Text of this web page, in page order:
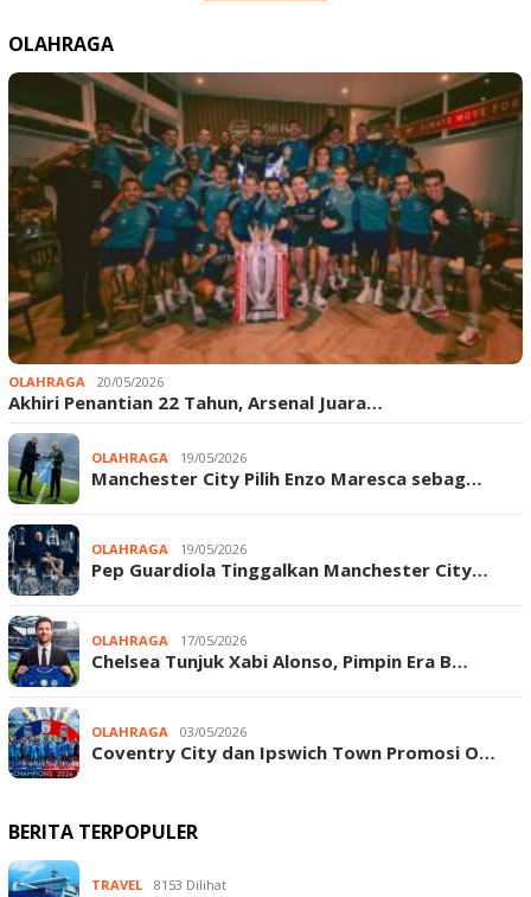
OLAHRAGA
OLAHRAGA 20/05/2026
Akhiri Penantian 22 Tahun, Arsenal Juara…
OLAHRAGA 19/05/2026
Manchester City Pilih Enzo Maresca sebag…
OLAHRAGA 19/05/2026
Pep Guardiola Tinggalkan Manchester City…
OLAHRAGA 17/05/2026
Chelsea Tunjuk Xabi Alonso, Pimpin Era B…
OLAHRAGA 03/05/2026
Coventry City dan Ipswich Town Promosi O…
BERITA TERPOPULER
TRAVEL 8153 Dilihat